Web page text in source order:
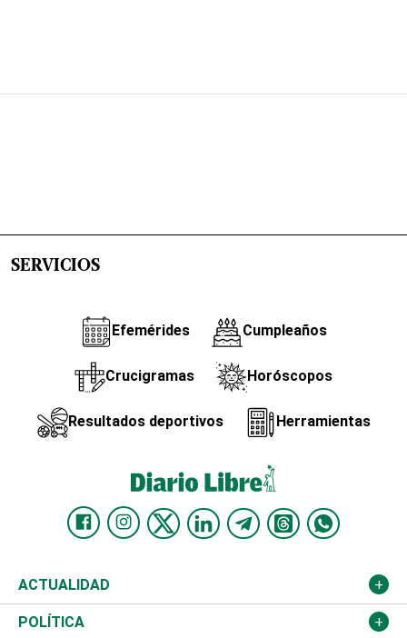
SERVICIOS
Efemérides Cumpleaños
Crucigramas Horóscopos
Resultados deportivos Herramientas
ACTUALIDAD
Nacional
POLÍTICA